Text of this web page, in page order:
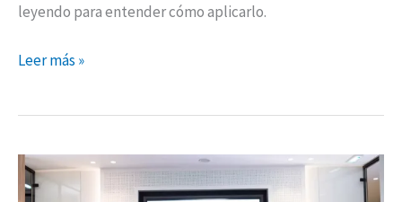
leyendo para entender cómo aplicarlo.
Leer más »
¿Cómo
presentas